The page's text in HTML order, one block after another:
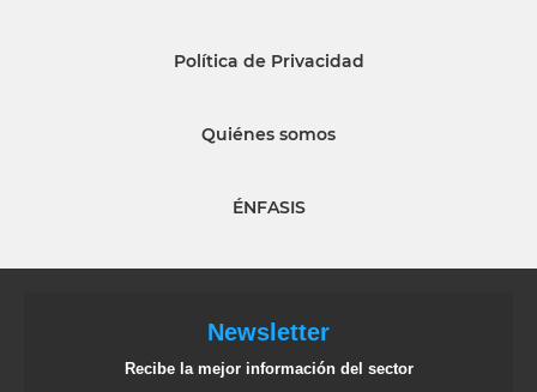
Política de Privacidad
Quiénes somos
ÉNFASIS
Newsletter
Recibe la mejor información del sector